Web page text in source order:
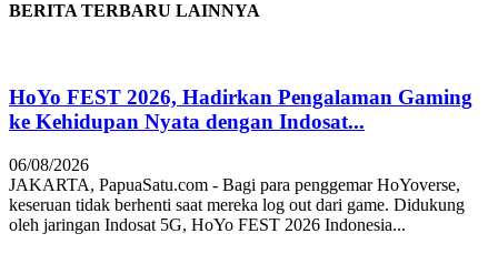
BERITA TERBARU LAINNYA
HoYo FEST 2026, Hadirkan Pengalaman Gaming
ke Kehidupan Nyata dengan Indosat...
06/08/2026
JAKARTA, PapuaSatu.com - Bagi para penggemar HoYoverse,
keseruan tidak berhenti saat mereka log out dari game. Didukung
oleh jaringan Indosat 5G, HoYo FEST 2026 Indonesia...